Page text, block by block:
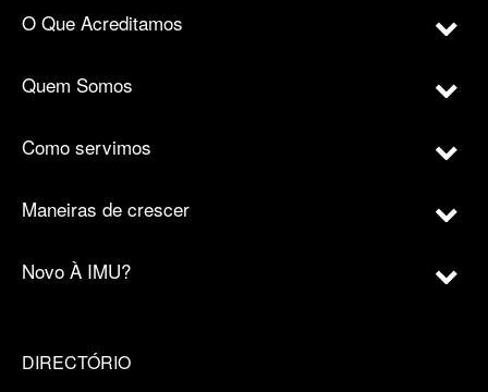
O Que Acreditamos
Quem Somos
Como servimos
Maneiras de crescer
Novo À IMU?
DIRECTÓRIO